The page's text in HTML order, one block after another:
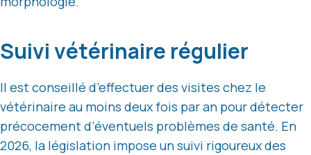
Suivi vétérinaire régulier
Il est conseillé d’effectuer des visites chez le
vétérinaire au moins deux fois par an pour détecter
précocement d’éventuels problèmes de santé. En
2026, la législation impose un suivi rigoureux des